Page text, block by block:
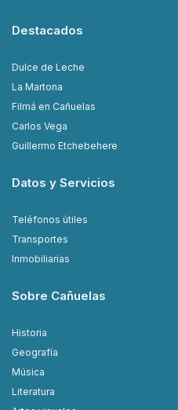
Destacados
Dulce de Leche
La Martona
Filmá en Cañuelas
Carlos Vega
Guillermo Etchebehere
Datos y Servicios
Teléfonos útiles
Transportes
Inmobiliarias
Sobre Cañuelas
Historia
Geografía
Música
Literatura